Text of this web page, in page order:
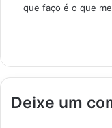
que faço é o que
Deixe um